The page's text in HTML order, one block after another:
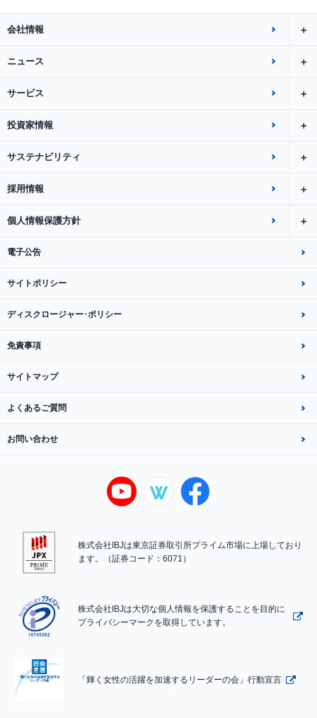
会社情報
ニュース
サービス
投資家情報
サステナビリティ
採用情報
個人情報保護方針
電子公告
サイトポリシー
ディスクロージャー･ポリシー
免責事項
サイトマップ
よくあるご質問
お問い合わせ
株式会社IBJは東京証券取引所プライム市場に上場しており
ます。（証券コード：6071）
株式会社IBJは大切な個人情報を保護することを目的に
プライバシーマークを取得しています。
「輝く女性の活躍を加速するリーダーの会」行動宣言